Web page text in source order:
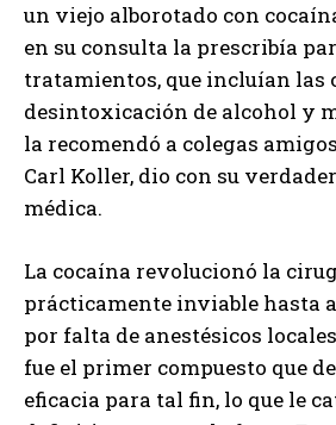
un viejo alborotado con
en su consulta la prescribía
tratamientos, que incluían las
desintoxicación de alcohol y
la recomendó a colegas
Carl Koller, dio con su
médica.
La cocaína revolucionó la
prácticamente inviable hasta
por falta de anestésicos
fue el primer compuesto que
eficacia para tal fin, lo que le